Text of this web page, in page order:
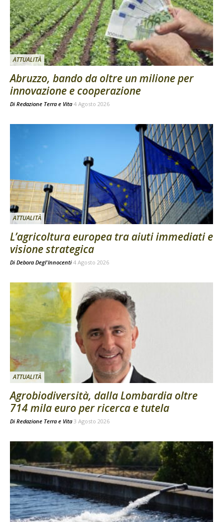
ATTUALITÀ
Abruzzo, bando da oltre un milione per
innovazione e cooperazione
Di Redazione Terra e Vita 4 Agosto 2026
ATTUALITÀ
L’agricoltura europea tra aiuti immediati e
visione strategica
Di Debora Degl'Innocenti 4 Agosto 2026
ATTUALITÀ
Agrobiodiversità, dalla Lombardia oltre
714 mila euro per ricerca e tutela
Di Redazione Terra e Vita 3 Agosto 2026